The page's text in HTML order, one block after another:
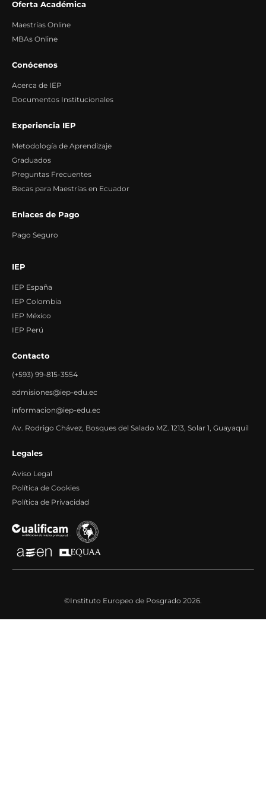
Oferta Académica
Maestrías Online
MBAs Online
Conócenos
Acerca de IEP
Documentos Institucionales
Experiencia IEP
Metodología de Aprendizaje
Graduados
Preguntas Frecuentes
Becas para Maestrías en Ecuador
Enlaces de Pago
Pago Seguro
IEP
IEP España
IEP Colombia
IEP México
IEP Perú
Contacto
(+593) 99-815-3554
admisiones@iep-edu.ec
informacion@iep-edu.ec
Av. Rodrigo Chávez, Bosques del Salado MZ. 1213, Solar 1, Guayaquil
Legales
Aviso Legal
Política de Cookies
Política de Privacidad
©Instituto Europeo de Posgrado 2026.